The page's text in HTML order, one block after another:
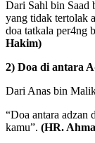
Dari Sahl bin Saad
yang tidak tertolak
doa tatkala per4ng
Hakim)
2) Doa di antara
Dari Anas bin
“Doa antara adzan
kamu”. (HR.